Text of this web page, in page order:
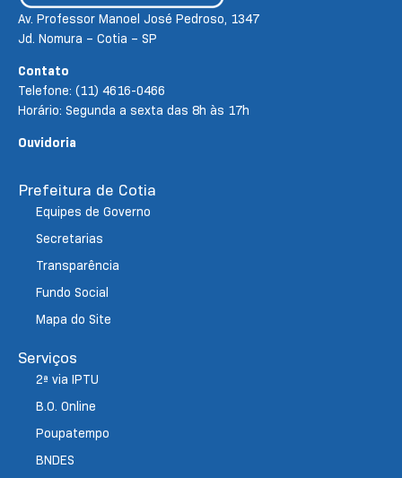
Av. Professor Manoel José Pedroso, 1347
Jd. Nomura – Cotia – SP
Contato
Telefone: (11) 4616-0466
Horário: Segunda a sexta das 8h às 17h
Ouvidoria
Prefeitura de Cotia
Equipes de Governo
Secretarias
Transparência
Fundo Social
Mapa do Site
Serviços
2ª via IPTU
B.O. Online
Poupatempo
BNDES